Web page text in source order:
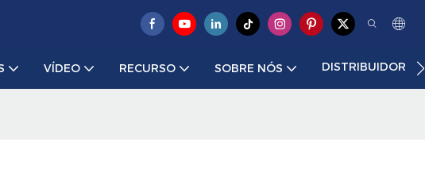
VÍDEO RECURSO SOBRE NÓS DISTRIBUIDOR